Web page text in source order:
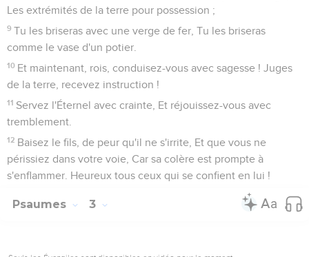
Les extrémités de la terre pour possession ;
9 Tu les briseras avec une verge de fer, Tu les briseras
comme le vase d'un potier.
10 Et maintenant, rois, conduisez-vous avec sagesse ! Juges
de la terre, recevez instruction !
11 Servez l'Éternel avec crainte, Et réjouissez-vous avec
tremblement.
12 Baisez le fils, de peur qu'il ne s'irrite, Et que vous ne
périssiez dans votre voie, Car sa colère est prompte à
s'enflammer. Heureux tous ceux qui se confient en lui !
Psaumes 3